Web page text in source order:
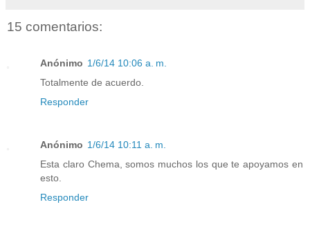
15 comentarios:
Anónimo 1/6/14 10:06 a. m.
Totalmente de acuerdo.
Responder
Anónimo 1/6/14 10:11 a. m.
Esta claro Chema, somos muchos los que te apoyamos en
esto.
Responder